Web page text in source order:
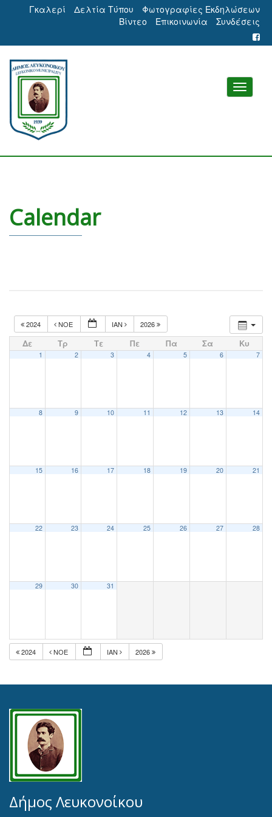
Γκαλερί Δελτία Τύπου
Φωτογραφίες Εκδηλώσεων
Βίντεο
Επικοινωνία Συνδέσεις
Calendar
2024 ΝΟΈ ΙΑΝ 2026
Δε Τρ Τε Πε Πα Σα Κυ
1 2 3 4 5 6 7
8 9 10 11 12 13 14
15 16 17 18 19 20 21
22 23 24 25 26 27 28
29 30 31
2024 ΝΟΈ ΙΑΝ 2026
Δήμος Λευκονοίκου